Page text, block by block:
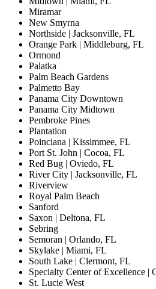
Miramar
New Smyrna
Northside | Jacksonville, FL
Orange Park | Middleburg, FL
Ormond
Palatka
Palm Beach Gardens
Palmetto Bay
Panama City Downtown
Panama City Midtown
Pembroke Pines
Plantation
Poinciana | Kissimmee, FL
Port St. John | Cocoa, FL
Red Bug | Oviedo, FL
River City | Jacksonville, FL
Riverview
Royal Palm Beach
Sanford
Saxon | Deltona, FL
Sebring
Semoran | Orlando, FL
Skylake | Miami, FL
South Lake | Clermont, FL
Specialty Center of Excellence |
St. Lucie West